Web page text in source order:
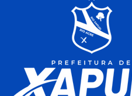
META BATIDA E